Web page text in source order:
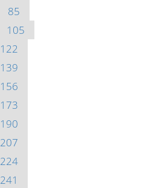
85
105
122
139
156
173
190
207
224
241